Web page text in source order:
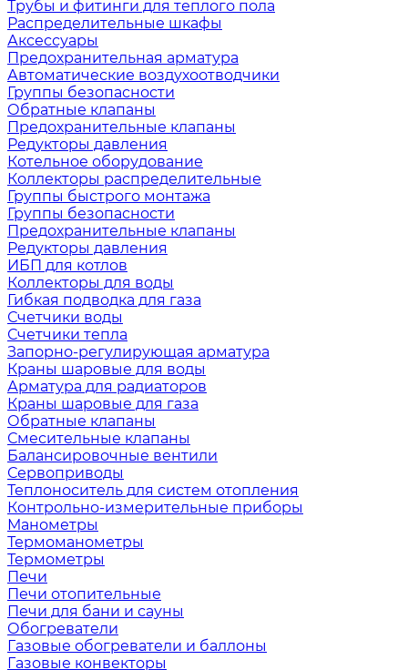
Трубы и фитинги для теплого пола
Распределительные шкафы
Аксессуары
Предохранительная арматура
Автоматические воздухоотводчики
Группы безопасности
Обратные клапаны
Предохранительные клапаны
Редукторы давления
Котельное оборудование
Коллекторы распределительные
Группы быстрого монтажа
Группы безопасности
Предохранительные клапаны
Редукторы давления
ИБП для котлов
Коллекторы для воды
Гибкая подводка для газа
Счетчики воды
Счетчики тепла
Запорно-регулирующая арматура
Краны шаровые для воды
Арматура для радиаторов
Краны шаровые для газа
Обратные клапаны
Смесительные клапаны
Балансировочные вентили
Сервоприводы
Теплоноситель для систем отопления
Контрольно-измерительные приборы
Манометры
Термоманометры
Термометры
Печи
Печи отопительные
Печи для бани и сауны
Обогреватели
Газовые обогреватели и баллоны
Газовые конвекторы